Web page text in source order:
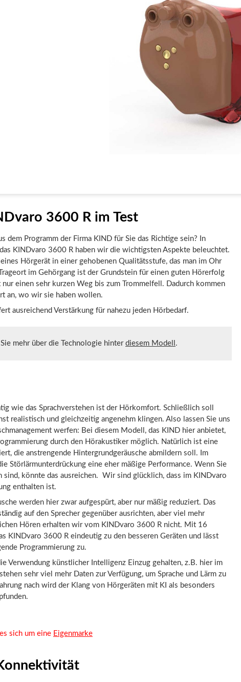
3600 R im Test
dem Programm der Firma KIND für Sie das Richtige sein? In
KINDvaro 3600 R haben wir die wichtigsten Aspekte beleuchtet.
Hörgerät in einer gehobenen Qualitätsstufe, das man im Ohr
im Gehörgang ist der Grundstein für einen guten Hörerfolg
nur einen sehr kurzen Weg bis zum Trommelfell. Dadurch kommen
an, wo wir sie haben wollen.
ausreichend Verstärkung für nahezu jeden Hörbedarf.
Sie mehr über die Technologie hinterdiesem Modell .
wie das Sprachverstehen ist der Hörkomfort. Schließlich soll
realistisch und gleichzeitig angenehm klingen. Also lassen Sie uns
werfen: Bei diesem Modell, das KIND hier anbietet,
durch den Hörakustiker möglich. Natürlich ist eine
die anstrengende Hintergrundgeräusche abmildern soll. Im
Störlärmunterdrückung eine eher mäßige Performance. Wenn Sie
sind, könnte das ausreichen. Wir sind glücklich, dass im KINDvaro
enthalten ist.
werden hier zwar aufgespürt, aber nur mäßig reduziert. Das
auf den Sprecher gegenüber ausrichten, aber viel mehr
Hören erhalten wir vom KINDvaro 3600 R nicht. Mit 16
KINDvaro 3600 R eindeutig zu den besseren Geräten und lässt
Programmierung zu.
Verwendung künstlicher Intelligenz Einzug gehalten, z.B. hier im
sehr viel mehr Daten zur Verfügung, um Sprache und Lärm zu
nach wird der Klang von Hörgeräten mit KI als besonders
sich um eine Eigenmarke